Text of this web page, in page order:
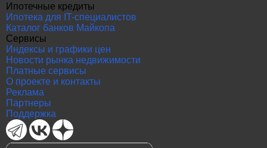
Ипотечные кредиты
Ипотека для IT-специалистов
Каталог банков Майкопа
Сервисы
Индексы и графики цен
Новости рынка недвижимости
Платные сервисы
О проекте и контакты
Реклама
Партнеры
Поддержка